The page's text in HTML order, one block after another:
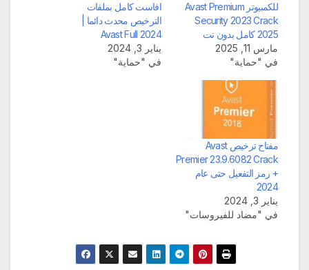
للكمبيوتر Avast Premium
Security 2023 Crack
2025 كامل بدون نت
مارس 11, 2025
في "حماية"
افاست كامل بملفات
الترخيص محدث دائما |
Avast Full 2024
يناير 3, 2024
في "حماية"
مفتاح ترخيص Avast
Premier 23.9.6082 Crack
+ رمز التفعيل حتى عام
2024
يناير 3, 2024
في "مضاد للفيروسات"